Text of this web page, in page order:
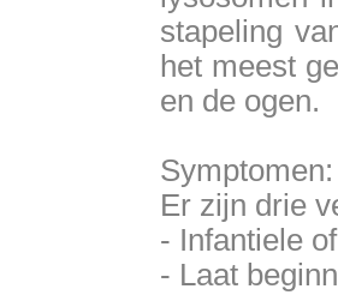
stapeling
het meest
en de ogen.
Symptomen:
Er zijn drie
- Infantiele
- Laat